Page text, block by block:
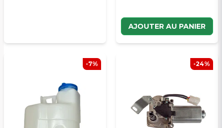
AJOUTER AU PANIER
-7% -24%